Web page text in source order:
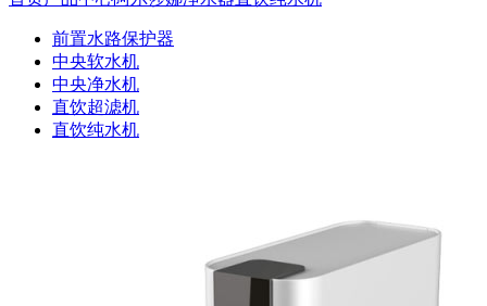
前置水路保护器
中央软水机
中央净水机
直饮超滤机
直饮纯水机